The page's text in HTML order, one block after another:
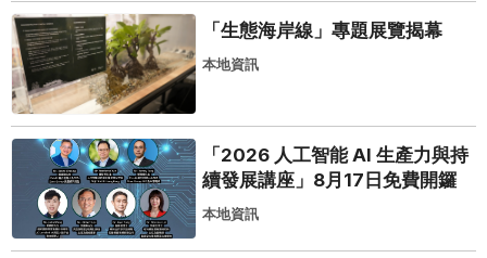
「生態海岸線」專題展覽揭幕
本地資訊
「2026 人工智能 AI 生產力與持
續發展講座」8月17日免費開鑼
本地資訊